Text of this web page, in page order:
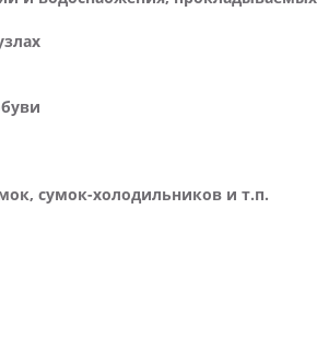
сумок-холодильников и т.п.